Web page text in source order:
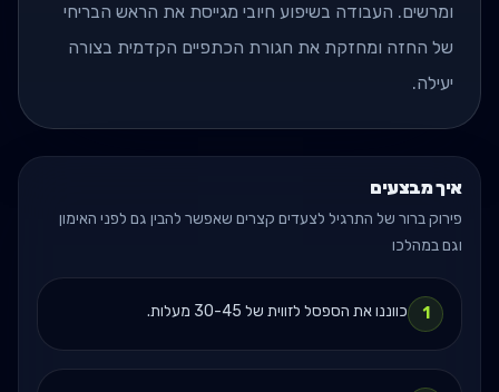
ומרשים. העבודה בשיפוע חיובי מגייסת את הראש הבריחי
של החזה ומחזקת את חגורת הכתפיים הקדמית בצורה
יעילה.
איך מבצעים
פירוק ברור של התרגיל לצעדים קצרים שאפשר להבין גם לפני האימון
וגם במהלכו
1 כווננו את הספסל לזווית של 30-45 מעלות.